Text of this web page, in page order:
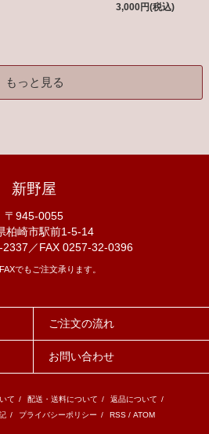
3,000円(税込)
もっと見る
新野屋
〒945-0055
柏崎市駅前1-5-14
／FAX 0257-32-0396
でもご注文承ります。
ご注文の流れ
お問い合わせ
て / 配送・送料について / 返品について /
/ プライバシーポリシー / RSS / ATOM